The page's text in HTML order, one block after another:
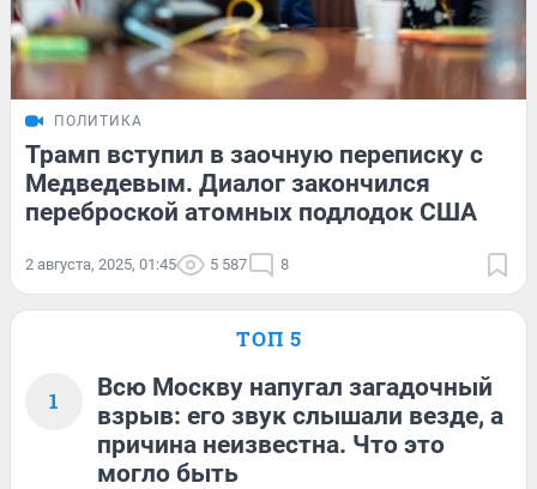
ПОЛИТИКА
Трамп вступил в заочную переписку с
Медведевым. Диалог закончился
переброской атомных подлодок США
2 августа, 2025, 01:45 5 587 8
ТОП 5
1
Всю Москву напугал загадочный
взрыв: его звук слышали везде, а
причина неизвестна. Что это
могло быть